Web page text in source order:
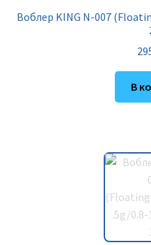
Воблер KING N-007
В